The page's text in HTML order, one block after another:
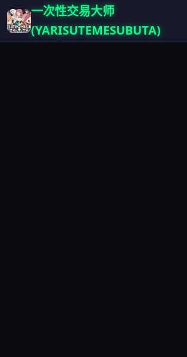
一次性交易大师
(YARISUTEMESUBUTA)